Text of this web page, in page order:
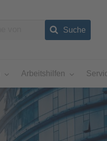
Arbeitshilfen